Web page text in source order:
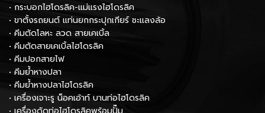
• กระบอกไฮโดรลิค-แม่แรงไฮโดรลิค
• ขาตั้งรถยนต์ แท่นยกกระปุกเกียร์ ชะแลงล้อ
• คีมตัดโลหะ ลวด สายเคเบิ้ล
• คีมตัดสายเคเบิ้ลไฮโดรลิค
• คีมปอกสายไฟ
• คีมย้ำหางปลา
• คีมย้ำหางปลาไฮโดรลิค
• เครื่องเจาะรู น็อคเอ้าท์ บานท่อไฮโดรลิค